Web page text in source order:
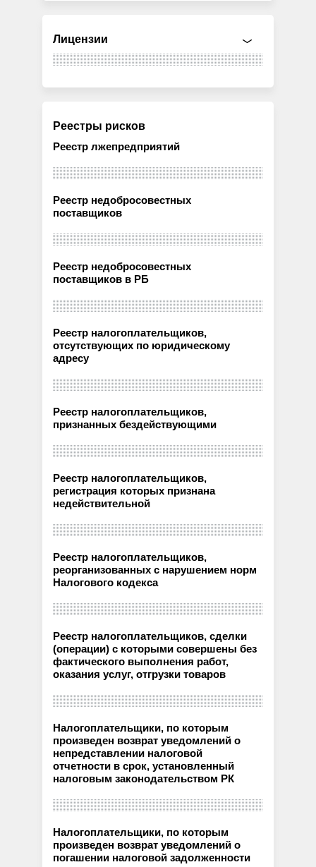
Лицензии
Реестры рисков
Реестр лжепредприятий
Реестр недобросовестных
поставщиков
Реестр недобросовестных
поставщиков в РБ
Реестр налогоплательщиков,
отсутствующих по юридическому
адресу
Реестр налогоплательщиков,
признанных бездействующими
Реестр налогоплательщиков,
регистрация которых признана
недействительной
Реестр налогоплательщиков,
реорганизованных с нарушением норм
Налогового кодекса
Реестр налогоплательщиков, сделки
(операции) с которыми совершены без
фактического выполнения работ,
оказания услуг, отгрузки товаров
Налогоплательщики, по которым
произведен возврат уведомлений о
непредставлении налоговой
отчетности в срок, установленный
налоговым законодательством РК
Налогоплательщики, по которым
произведен возврат уведомлений о
погашении налоговой задолженности